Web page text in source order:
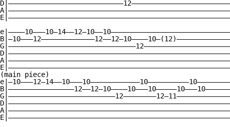
(main piece)